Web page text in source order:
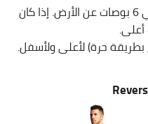
2- أشرك بطنك وارفع ساقيك حوالي 6 بوصات عن الأرض. إذا كان
أعلى.